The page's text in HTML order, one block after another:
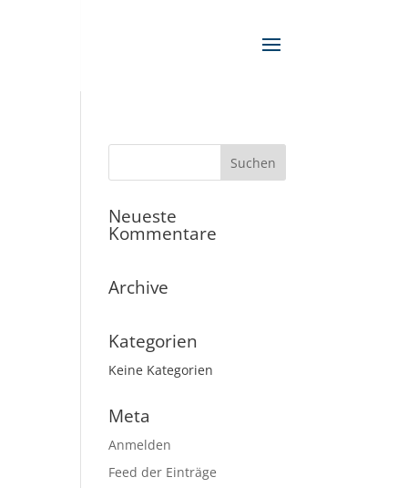
Neueste
Kommentare
Archive
Kategorien
Keine Kategorien
Meta
Anmelden
Feed der Einträge